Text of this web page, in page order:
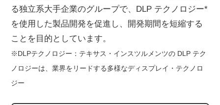
る独立系大手企業のグループで、DLP テクノロジー*
を使用した製品開発を促進し、開発期間を短縮する
ことを目的としています。
※DLPテクノロジー：テキサス・インスツルメンツの DLP テク
ノロジーは、業界をリードする多様なディスプレイ・テクノロ
ジー